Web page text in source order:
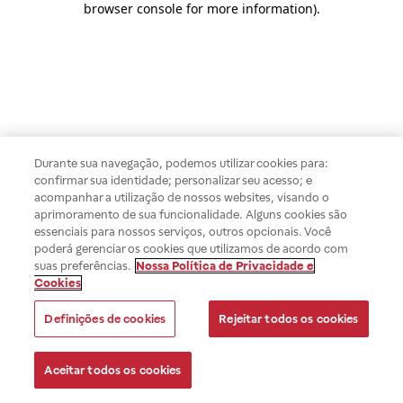
browser console for more information).
Durante sua navegação, podemos utilizar cookies para:
confirmar sua identidade; personalizar seu acesso; e
acompanhar a utilização de nossos websites, visando o
aprimoramento de sua funcionalidade. Alguns cookies são
essenciais para nossos serviços, outros opcionais. Você
poderá gerenciar os cookies que utilizamos de acordo com
suas preferências. Nossa Política de Privacidade e
Cookies
Definições de cookies Rejeitar todos os cookies
Aceitar todos os cookies